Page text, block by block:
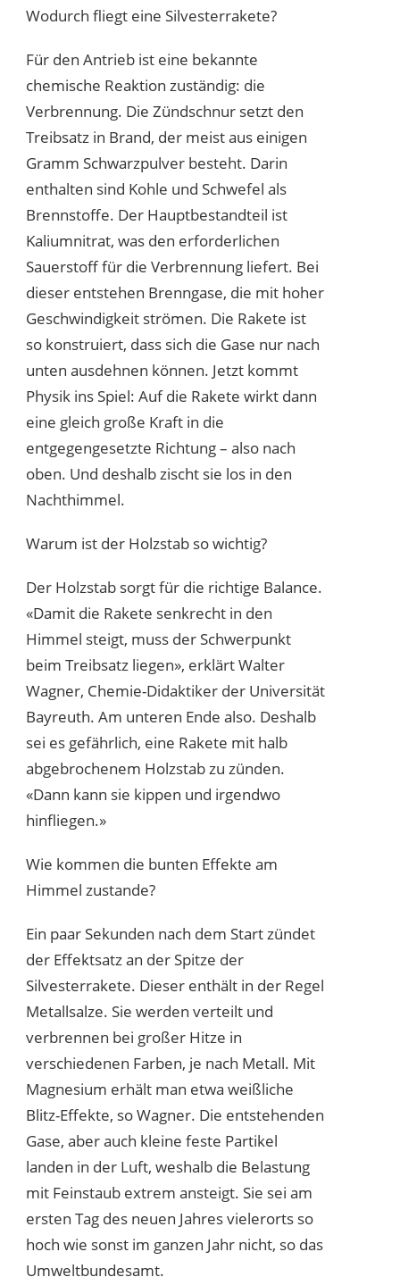
Wodurch fliegt eine Silvesterrakete?
Für den Antrieb ist eine bekannte
chemische Reaktion zuständig: die
Verbrennung. Die Zündschnur setzt den
Treibsatz in Brand, der meist aus einigen
Gramm Schwarzpulver besteht. Darin
enthalten sind Kohle und Schwefel als
Brennstoffe. Der Hauptbestandteil ist
Kaliumnitrat, was den erforderlichen
Sauerstoff für die Verbrennung liefert. Bei
dieser entstehen Brenngase, die mit hoher
Geschwindigkeit strömen. Die Rakete ist
so konstruiert, dass sich die Gase nur nach
unten ausdehnen können. Jetzt kommt
Physik ins Spiel: Auf die Rakete wirkt dann
eine gleich große Kraft in die
entgegengesetzte Richtung – also nach
oben. Und deshalb zischt sie los in den
Nachthimmel.
Warum ist der Holzstab so wichtig?
Der Holzstab sorgt für die richtige Balance.
«Damit die Rakete senkrecht in den
Himmel steigt, muss der Schwerpunkt
beim Treibsatz liegen», erklärt Walter
Wagner, Chemie-Didaktiker der Universität
Bayreuth. Am unteren Ende also. Deshalb
sei es gefährlich, eine Rakete mit halb
abgebrochenem Holzstab zu zünden.
«Dann kann sie kippen und irgendwo
hinfliegen.»
Wie kommen die bunten Effekte am
Himmel zustande?
Ein paar Sekunden nach dem Start zündet
der Effektsatz an der Spitze der
Silvesterrakete. Dieser enthält in der Regel
Metallsalze. Sie werden verteilt und
verbrennen bei großer Hitze in
verschiedenen Farben, je nach Metall. Mit
Magnesium erhält man etwa weißliche
Blitz-Effekte, so Wagner. Die entstehenden
Gase, aber auch kleine feste Partikel
landen in der Luft, weshalb die Belastung
mit Feinstaub extrem ansteigt. Sie sei am
ersten Tag des neuen Jahres vielerorts so
hoch wie sonst im ganzen Jahr nicht, so das
Umweltbundesamt.